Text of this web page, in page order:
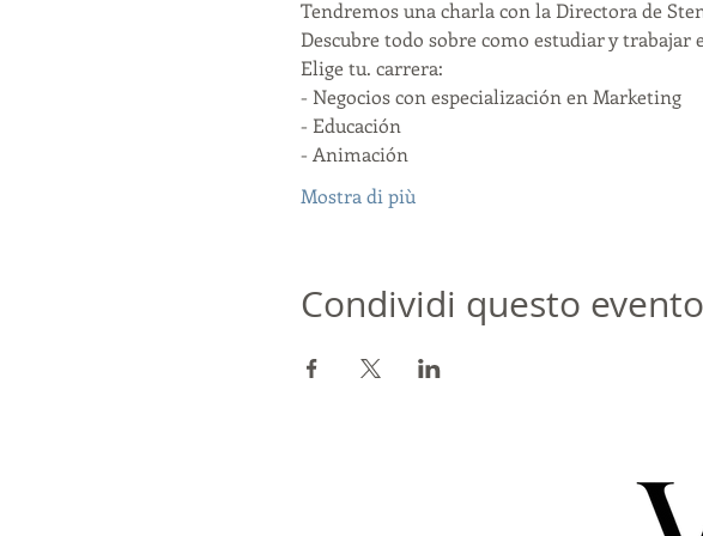
Tendremos una charla con la Directora de
Descubre todo sobre como estudiar y trabajar
Elige tu. carrera:
- Negocios con especialización en Marketing
- Educación
- Animación
Mostra di più
Condividi questo evento